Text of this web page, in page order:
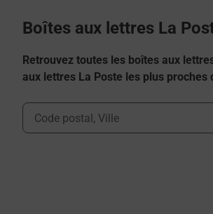
Boîtes aux lettres La
Retrouvez toutes les boîtes aux
aux lettres La Poste les plus proches
Ville, Département, Code Postal